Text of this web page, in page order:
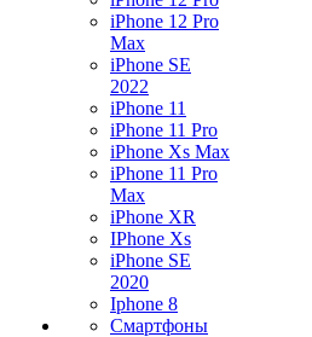
iPhone 12 Pro
Max
iPhone SE
2022
iPhone 11
iPhone 11 Pro
iPhone Xs Max
iPhone 11 Pro
Max
iPhone XR
IPhone Xs
iPhone SE
2020
Iphone 8
Смартфоны